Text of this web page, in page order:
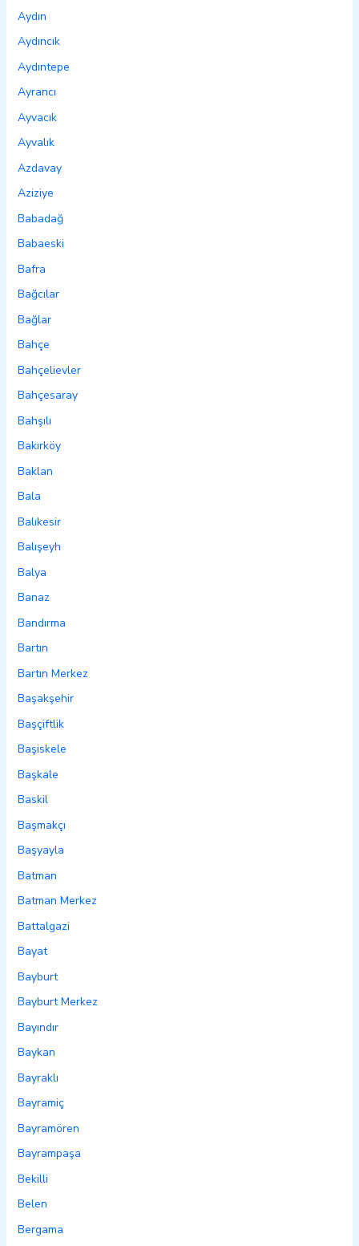
Aydın
Aydıncık
Aydıntepe
Ayrancı
Ayvacık
Ayvalık
Azdavay
Aziziye
Babadağ
Babaeski
Bafra
Bağcılar
Bağlar
Bahçe
Bahçelievler
Bahçesaray
Bahşılı
Bakırköy
Baklan
Bala
Balıkesir
Balışeyh
Balya
Banaz
Bandırma
Bartın
Bartın Merkez
Başakşehir
Başçiftlik
Başiskele
Başkale
Baskil
Başmakçı
Başyayla
Batman
Batman Merkez
Battalgazi
Bayat
Bayburt
Bayburt Merkez
Bayındır
Baykan
Bayraklı
Bayramiç
Bayramören
Bayrampaşa
Bekilli
Belen
Bergama